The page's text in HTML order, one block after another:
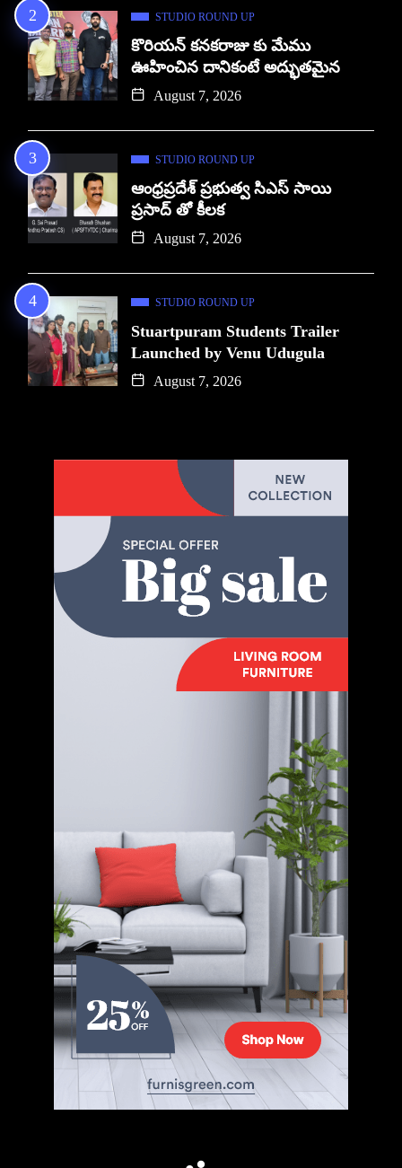
STUDIO ROUND UP
కొరియన్ కనకరాజు కు మేము
ఊహించిన దానికంటే అద్భుతమైన
August 7, 2026
STUDIO ROUND UP
ఆంధ్రప్రదేశ్ ప్రభుత్వ సిఎస్ సాయి
ప్రసాద్ తో కీలక
August 7, 2026
STUDIO ROUND UP
Stuartpuram Students Trailer
Launched by Venu Udugula
August 7, 2026